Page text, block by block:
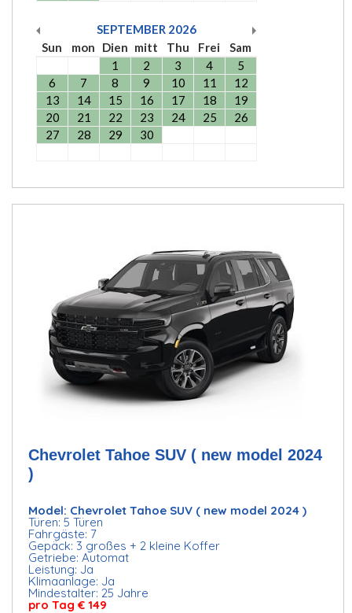
SEPTEMBER 2026
Sun
mon Dien mitt Thu Frei
Sam
1
2 3 4
5
6
7 8 9 10 11
12
13
14 15 16 17 18
19
20
21 22 23 24 25
26
27
28 29 30
Chevrolet Tahoe SUV ( new model 2024
)
Model: Chevrolet Tahoe SUV ( new model 2024 )
Türen: 5 Türen
Fahrgäste: 7
Gepäck: 3 großes + 2 kleine Koffer
Getriebe: Automat
Leistung: Ja
Klimaanlage: Ja
Mindestalter: 25 Jahre
pro Tag € 149